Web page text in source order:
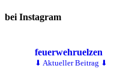
bei Instagram
feuerwehruelzen
⬇ Aktueller Beitrag ⬇